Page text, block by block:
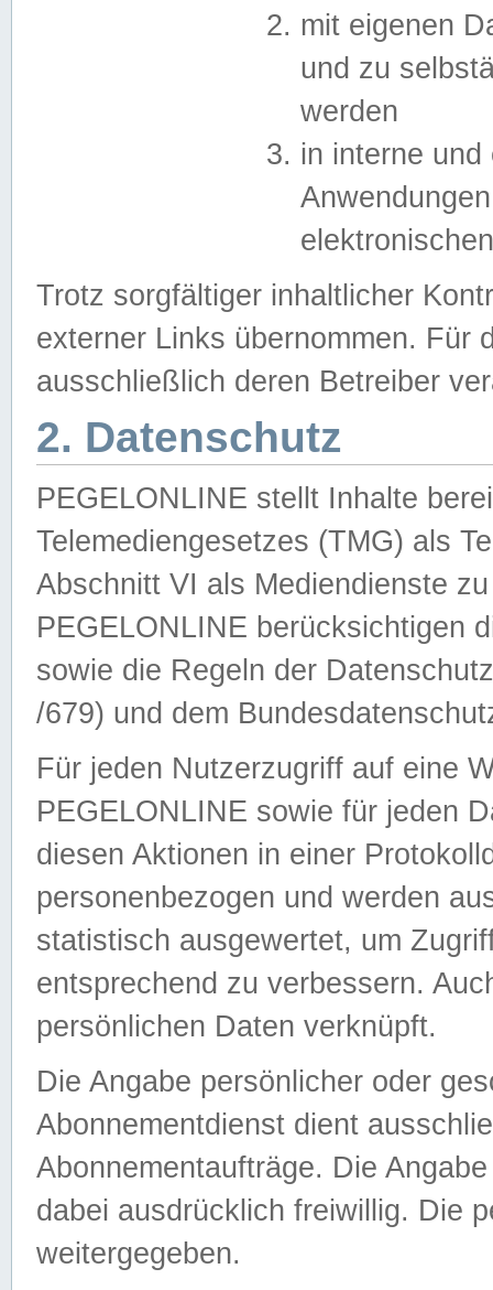
mit eigenen
und zu
werden
in interne
Trotz sorgfältiger inhaltlicher
externer Links übernommen. Für
ausschließlich deren Betreiber
2. Datenschutz
PEGELONLINE stellt Inhalte
Telemediengesetzes (TMG) als
Abschnitt VI als Mediendienste
PEGELONLINE berücksichtigen
sowie die Regeln der
/679) und dem
Für jeden Nutzerzugriff auf eine
PEGELONLINE sowie für jeden
diesen Aktionen in einer
personenbezogen und werden
statistisch ausgewertet, um
entsprechend zu verbessern.
persönlichen Daten verknüpft.
Die Angabe persönlicher oder
Abonnementdienst dient
Abonnementaufträge. Die
dabei ausdrücklich freiwillig. Die
weitergegeben.